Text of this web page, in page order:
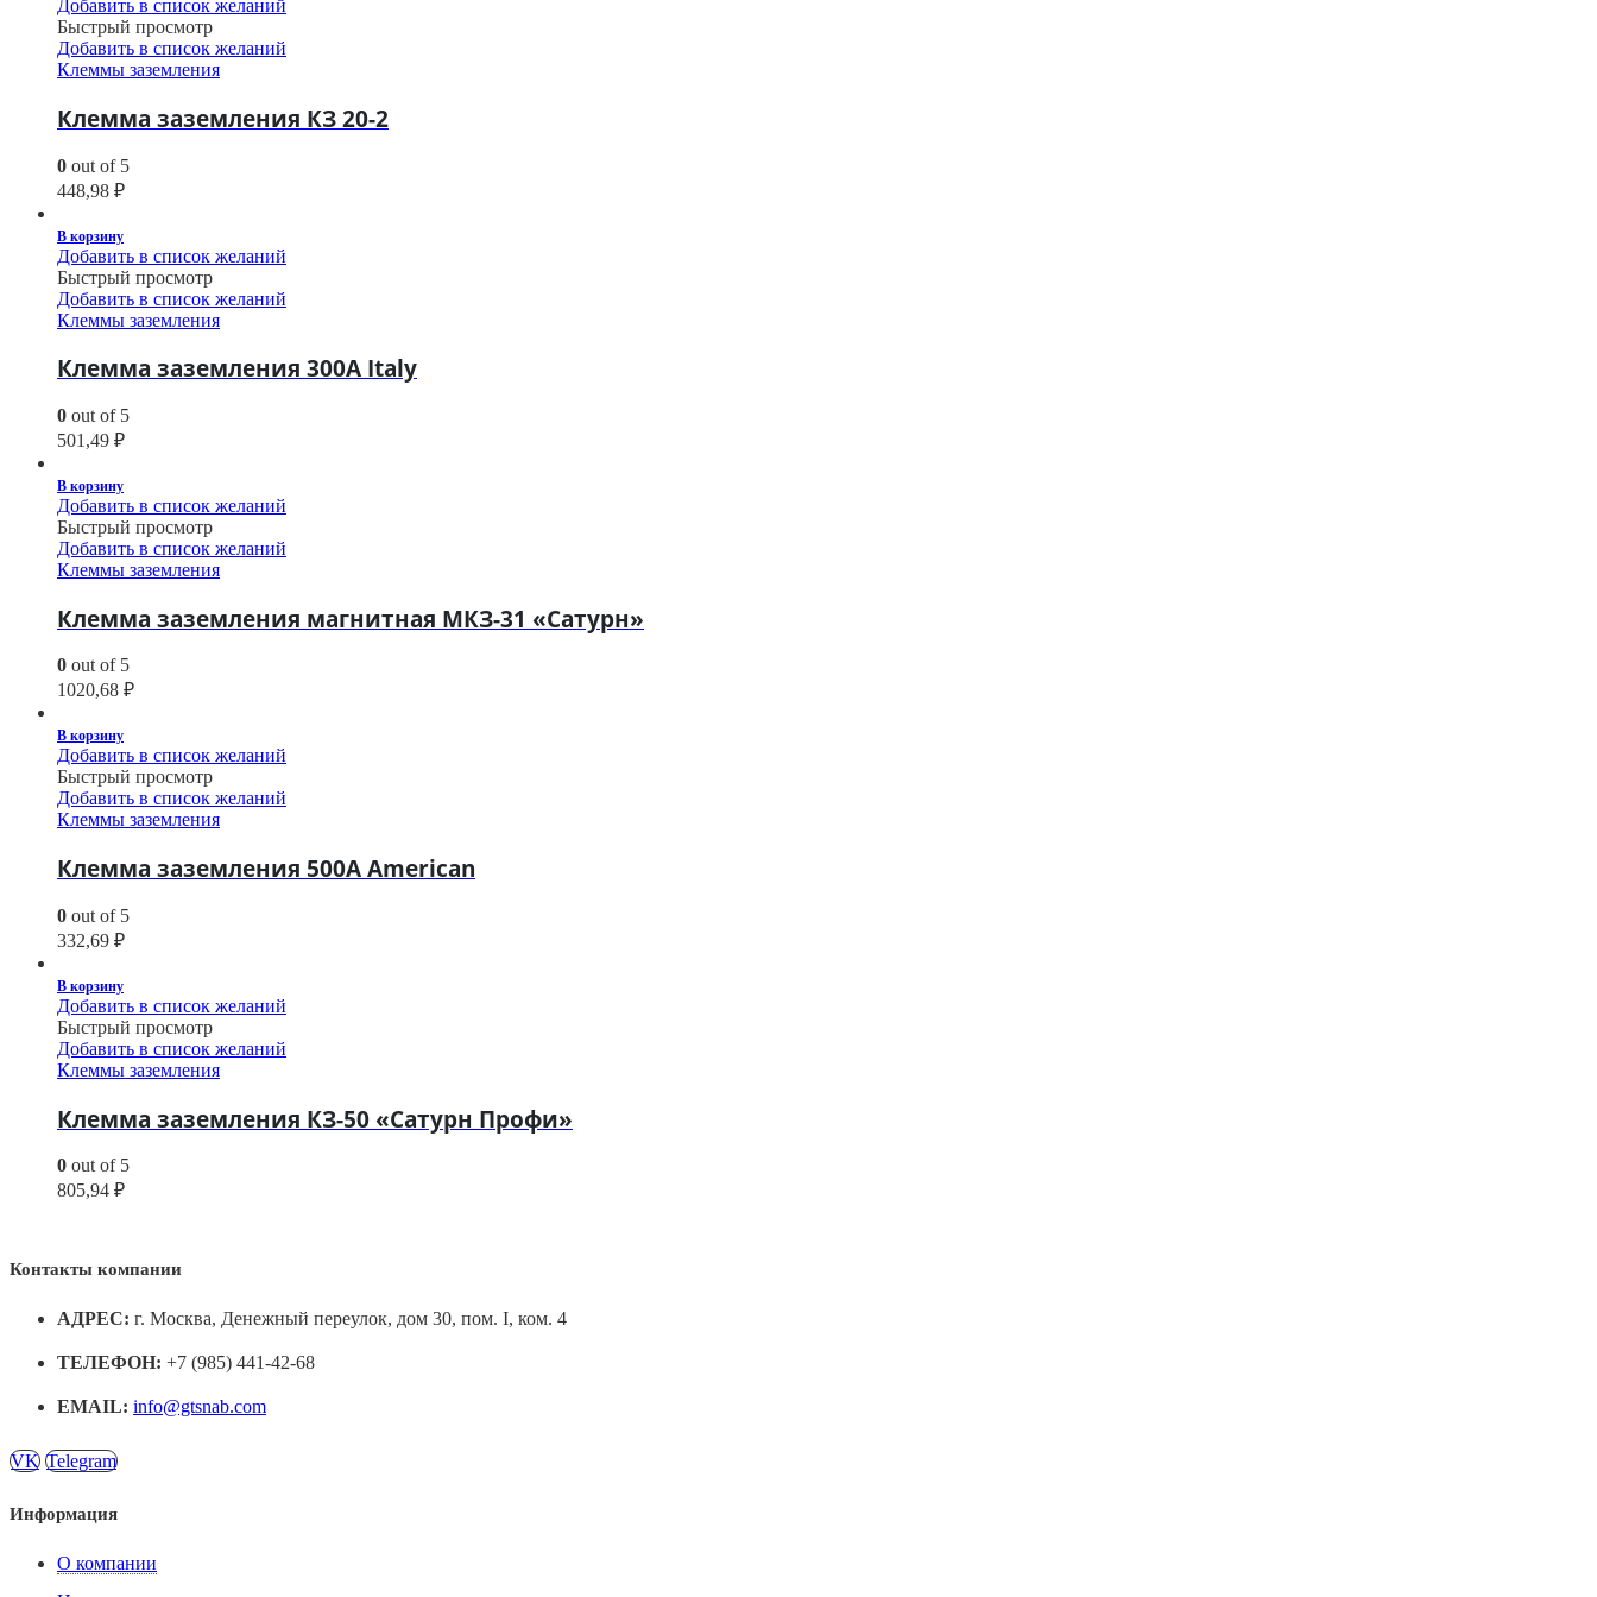
Добавить в список желаний
Быстрый просмотр
Добавить в список желаний
Клеммы заземления
Клемма заземления КЗ 20-2
0 out of 5
448,98 ₽
В корзину
Добавить в список желаний
Быстрый просмотр
Добавить в список желаний
Клеммы заземления
Клемма заземления 300A Italy
0 out of 5
501,49 ₽
В корзину
Добавить в список желаний
Быстрый просмотр
Добавить в список желаний
Клеммы заземления
Клемма заземления магнитная МКЗ-31 «Сатурн»
0 out of 5
1020,68 ₽
В корзину
Добавить в список желаний
Быстрый просмотр
Добавить в список желаний
Клеммы заземления
Клемма заземления 500A American
0 out of 5
332,69 ₽
В корзину
Добавить в список желаний
Быстрый просмотр
Добавить в список желаний
Клеммы заземления
Клемма заземления КЗ-50 «Сатурн Профи»
0 out of 5
805,94 ₽
Контакты компании
АДРЕС: г. Москва, Денежный переулок, дом 30, пом. I, ком. 4
ТЕЛЕФОН: +7 (985) 441-42-68
EMAIL: info@gtsnab.com
VK Telegram
Информация
О компании